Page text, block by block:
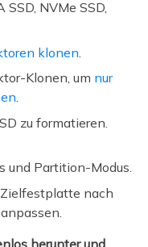
NVMe SSD,
klonen
Klonen, um nur
.
zu formatieren.
und Partition-Modus.
nach
herunter und